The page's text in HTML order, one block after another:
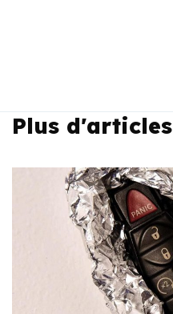
Plus d'articles